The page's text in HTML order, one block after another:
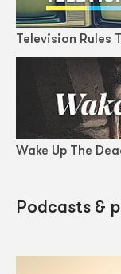
Television Rules
Wake Up The
Podcasts &